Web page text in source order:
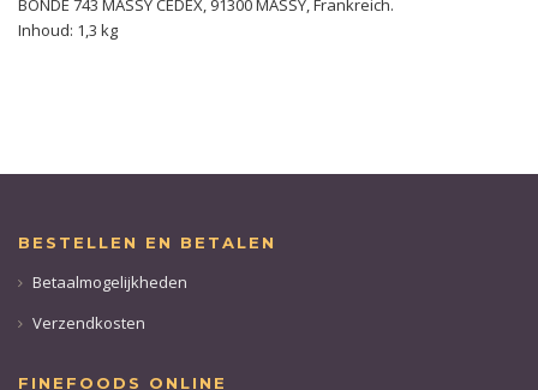
BONDE 743 MASSY CEDEX, 91300 MASSY, Frankreich.
Inhoud: 1,3 kg
BESTELLEN EN BETALEN
Betaalmogelijkheden
Verzendkosten
FINEFOODS ONLINE